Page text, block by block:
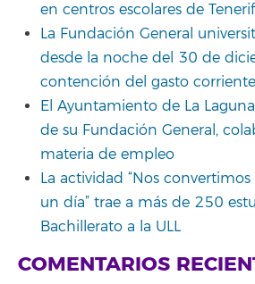
en centros escolares de
La Fundación General
desde la noche del 30 de
contención del gasto
El Ayuntamiento de La
de su Fundación General,
materia de empleo
La actividad “Nos
un día” trae a más de 250
Bachillerato a la ULL
COMENTARIOS